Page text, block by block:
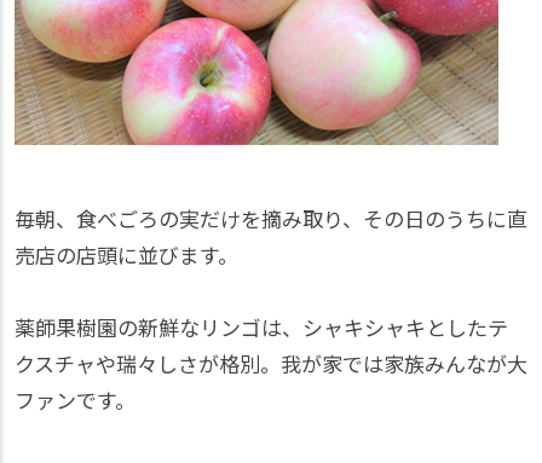
毎朝、食べごろの実だけを摘み取り、その日のうちに直
売店の店頭に並びます。
薬師果樹園の新鮮なリンゴは、シャキシャキとしたテ
クスチャや瑞々しさが格別。我が家では家族みんなが大
ファンです。